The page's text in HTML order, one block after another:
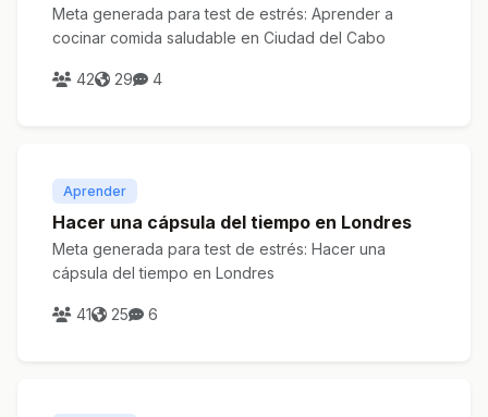
Meta generada para test de estrés: Aprender a
cocinar comida saludable en Ciudad del Cabo
42 29 4
Aprender
Hacer una cápsula del tiempo en Londres
Meta generada para test de estrés: Hacer una
cápsula del tiempo en Londres
41 25 6